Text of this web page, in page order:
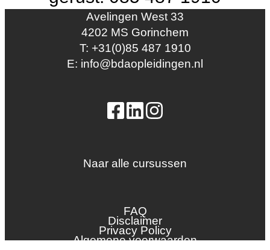
Avelingen West 33
4202 MS Gorinchem
T: +31(0)85 487 1910
E: info@bdaopleidingen.nl
Naar alle cursussen
InstallQ erkenning
Zonne-energie
Duurzaamheid
FAQ
Disclaimer
Privacy Policy
Algemene voorwaarden